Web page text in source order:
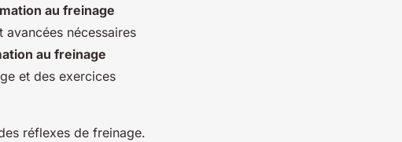
au freinage
nécessaires
au freinage
et des exercices
réflexes de freinage.